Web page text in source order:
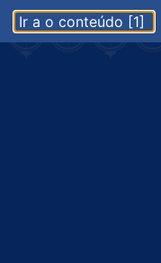
Ir a o conteúdo [1]